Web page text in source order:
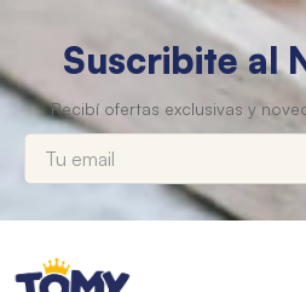
Suscribite al